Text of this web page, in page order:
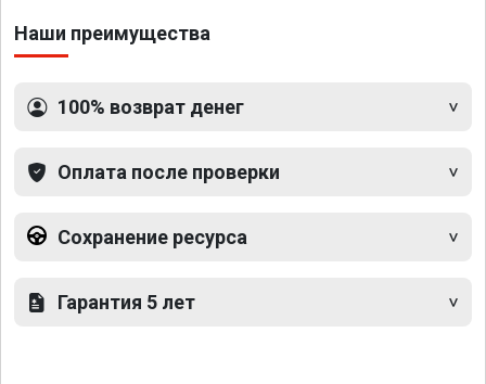
Наши преимущества
100% возврат денег
Оплата после проверки
Сохранение ресурса
Гарантия 5 лет